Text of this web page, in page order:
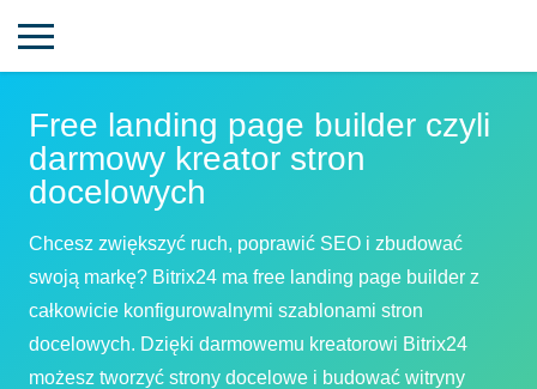
Free landing page builder czyli
darmowy kreator stron
docelowych
Chcesz zwiększyć ruch, poprawić SEO i zbudować
swoją markę? Bitrix24 ma free landing page builder z
całkowicie konfigurowalnymi szablonami stron
docelowych. Dzięki darmowemu kreatorowi Bitrix24
możesz tworzyć strony docelowe i budować witryny